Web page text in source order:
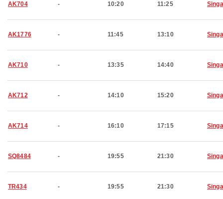
AK704 - 10:20 11:25
AK1776 - 11:45 13:10
AK710 - 13:35 14:40
AK712 - 14:10 15:20
AK714 - 16:10 17:15
SQ8484 - 19:55 21:30
TR434 - 19:55 21:30